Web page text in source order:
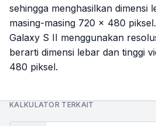
sehingga menghasilkan dimensi
masing-masing 720 × 480
Galaxy S II menggunakan
berarti dimensi lebar dan tinggi
480 piksel.
KALKULATOR TERKAIT